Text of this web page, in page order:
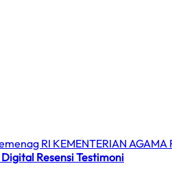
RI KEMENTERIAN AGAMA
ResensiTestimoni